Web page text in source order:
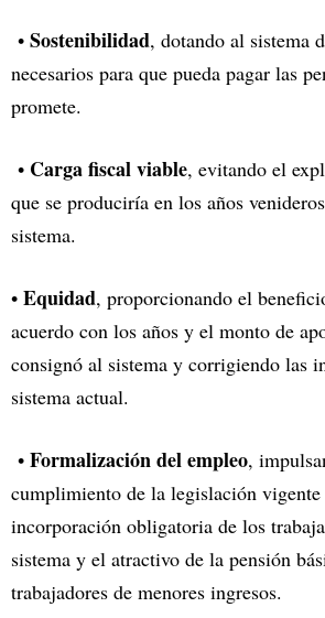
• Sostenibilidad, dotando al sistema
necesarios para que pueda pagar las
promete.
• Carga fiscal viable, evitando el
que se produciría en los años
sistema.
• Equidad, proporcionando el
acuerdo con los años y el monto de
consignó al sistema y corrigiendo las
sistema actual.
• Formalización del empleo,
cumplimiento de la legislación
incorporación obligatoria de los
sistema y el atractivo de la pensión
trabajadores de menores ingresos.